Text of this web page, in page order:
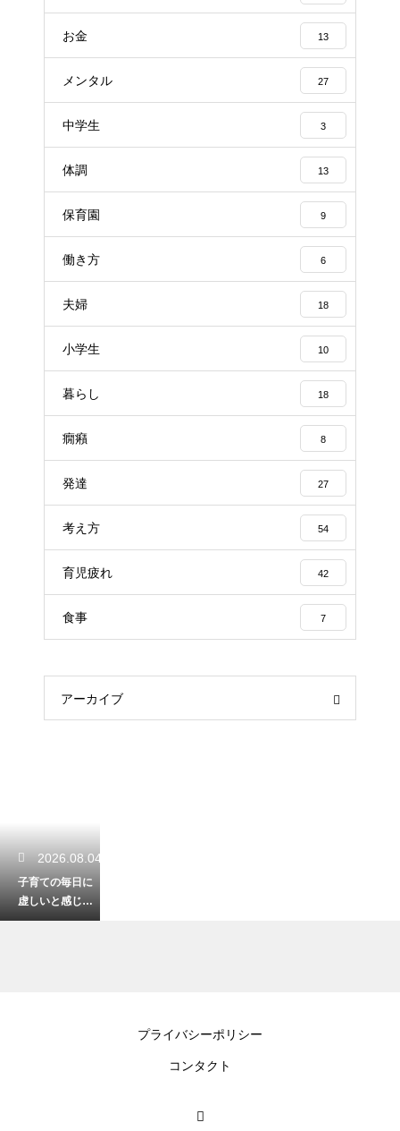
お金 13
メンタル 27
中学生 3
体調 13
保育園 9
働き方 6
夫婦 18
小学生 10
暮らし 18
癇癪 8
発達 27
考え方 54
育児疲れ 42
食事 7
アーカイブ
2026.08.04
子育ての毎日に
虚しいと感じて
しまう親の心
プライバシーポリシー
コンタクト